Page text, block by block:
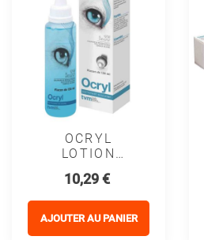
OCRYL
LOTION
OCULAIRE -
TVM
Prix
10,29 €
AJOUTER AU PANIER